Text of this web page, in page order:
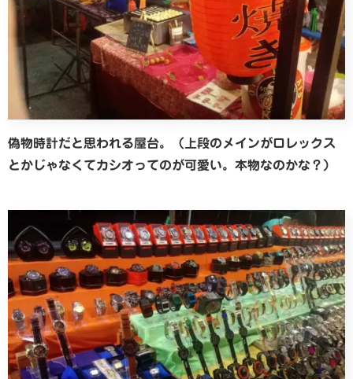
偽物時計だと思われる屋台。（上段のメインがロレックス
とかじゃなくてカシオってのが可愛い。本物なのかな？）